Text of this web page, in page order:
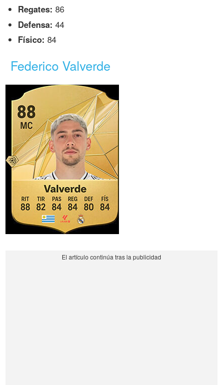
Regates: 86
Defensa: 44
Físico: 84
Federico Valverde